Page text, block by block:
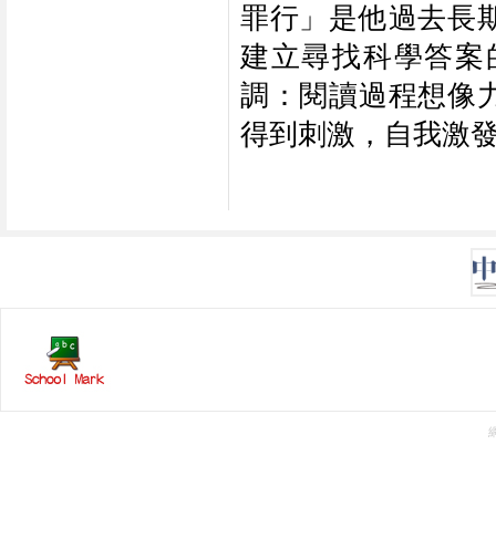
罪行」是他過去長
建立尋找科學答
調：閱讀過程想像
得到刺激，自我激